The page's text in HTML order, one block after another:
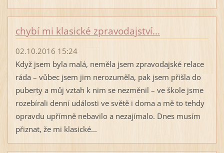
chybí mi klasické zpravodajství...
02.10.2016 15:24
Když jsem byla malá, neměla jsem zpravodajské relace
ráda – vůbec jsem jim nerozuměla, pak jsem přišla do
puberty a můj vztah k nim se nezměnil – ve škole jsme
rozebírali denní události ve světě i doma a mě to tehdy
opravdu upřímně nebavilo a nezajímalo. Dnes musím
přiznat, že mi klasické...